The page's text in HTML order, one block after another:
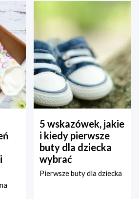
5 wskazówek, jakie
i kiedy pierwsze
buty dla dziecka
wybrać
Pierwsze buty dla dziecka